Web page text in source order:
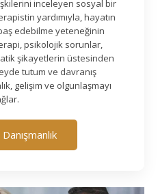
inceleyen sosyal bir
yardımıyla, hayatın
edebilme yeteneğinin
psikolojik sorunlar,
şikayetlerin üstesinden
tutum ve davranış
gelişim ve olgunlaşmayı